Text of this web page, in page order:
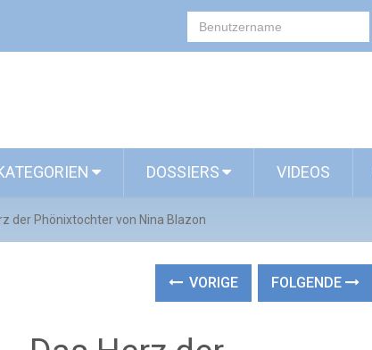
DOSSIERS VIDEOS
der Phönixtochter von Nina Blazon
VORIGE FOLGENDE